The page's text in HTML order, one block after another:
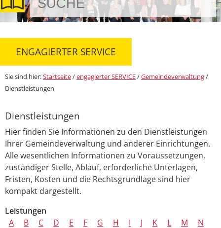
ENGAGIERTER SERVICE
Sie sind hier:Startseite/engagierter SERVICE/Gemeindeverwaltung/
Dienstleistungen
Dienstleistungen
Hier finden Sie Informationen zu den Dienstleistungen
Ihrer Gemeindeverwaltung und anderer Einrichtungen.
Alle wesentlichen Informationen zu Voraussetzungen,
zuständiger Stelle, Ablauf, erforderliche Unterlagen,
Fristen, Kosten und die Rechtsgrundlage sind hier
kompakt dargestellt.
Leistungen
A
B C D E F G H I J K L M
N